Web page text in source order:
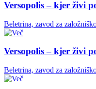
Versopolis – kjer živi
Beletrina, zavod za
Versopolis – kjer živi
Beletrina, zavod za